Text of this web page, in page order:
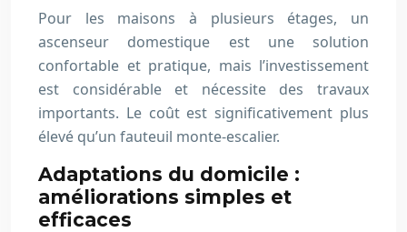
Pour les maisons à plusieurs étages, un
ascenseur domestique est une solution
confortable et pratique, mais l’investissement
est considérable et nécessite des travaux
importants. Le coût est significativement plus
élevé qu’un fauteuil monte-escalier.
Adaptations du domicile :
améliorations simples et
efficaces